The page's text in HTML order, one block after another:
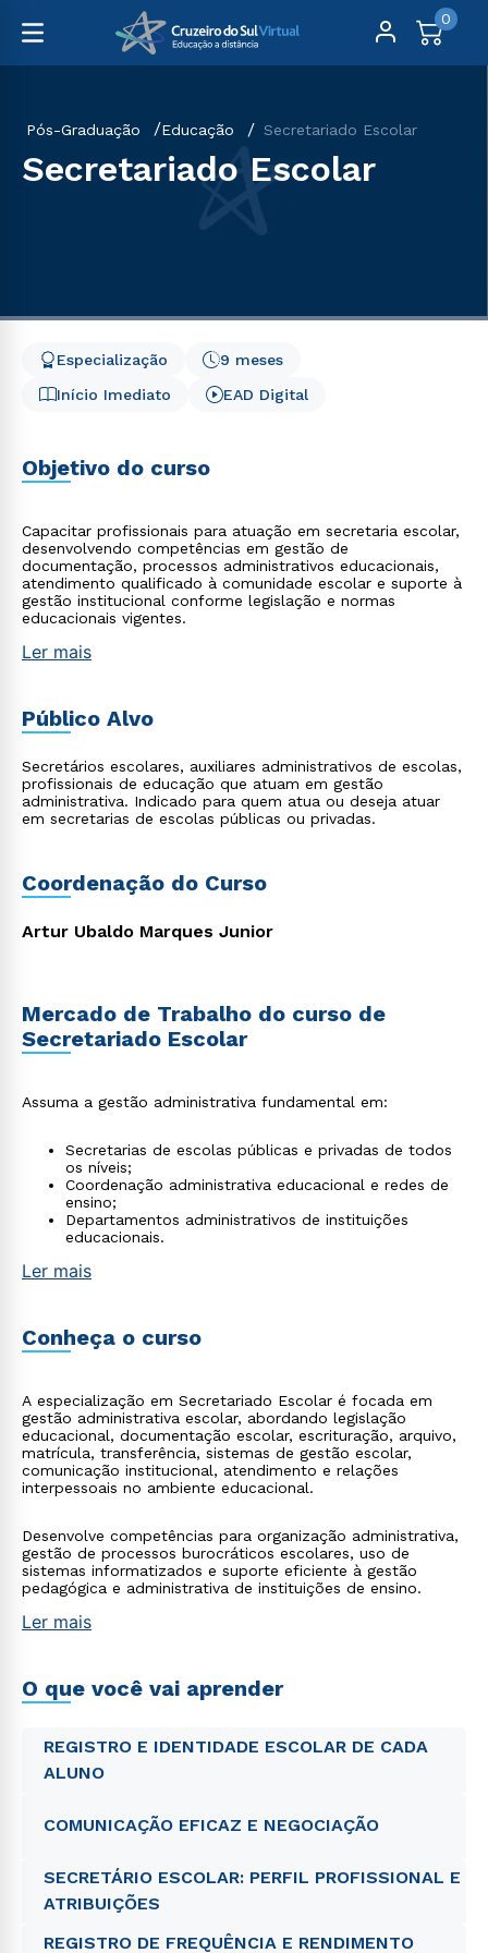
0
Pós-Graduação Educação Secretariado Escolar
Secretariado Escolar
Início Imediato
9 meses
Especialização
EAD Digital
Objetivo do curso
Capacitar profissionais para atuação em secretaria escolar,
desenvolvendo competências em gestão de
documentação, processos administrativos educacionais,
atendimento qualificado à comunidade escolar e suporte à
gestão institucional conforme legislação e normas
educacionais vigentes.
Ler mais
Público Alvo
Secretários escolares, auxiliares administrativos de escolas,
profissionais de educação que atuam em gestão
administrativa. Indicado para quem atua ou deseja atuar
em secretarias de escolas públicas ou privadas.
Coordenação do Curso
Artur Ubaldo Marques Junior
Mercado de Trabalho do curso de
Secretariado Escolar
Assuma a gestão administrativa fundamental em:
Secretarias de escolas públicas e privadas de todos
os níveis;
Coordenação administrativa educacional e redes de
ensino;
Departamentos administrativos de instituições
educacionais.
Ler mais
Conheça o curso
A especialização em Secretariado Escolar é focada em
gestão administrativa escolar, abordando legislação
educacional, documentação escolar, escrituração, arquivo,
matrícula, transferência, sistemas de gestão escolar,
comunicação institucional, atendimento e relações
interpessoais no ambiente educacional.
Desenvolve competências para organização administrativa,
gestão de processos burocráticos escolares, uso de
sistemas informatizados e suporte eficiente à gestão
pedagógica e administrativa de instituições de ensino.
Ler mais
O que você vai aprender
REGISTRO E IDENTIDADE ESCOLAR DE CADA
ALUNO
COMUNICAÇÃO EFICAZ E NEGOCIAÇÃO
SECRETÁRIO ESCOLAR: PERFIL PROFISSIONAL E
ATRIBUIÇÕES
REGISTRO DE FREQUÊNCIA E RENDIMENTO